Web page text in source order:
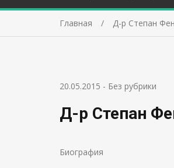
Главная Д-р Степан
20.05.2015 - Без рубрики
Д-р Степан
Биография